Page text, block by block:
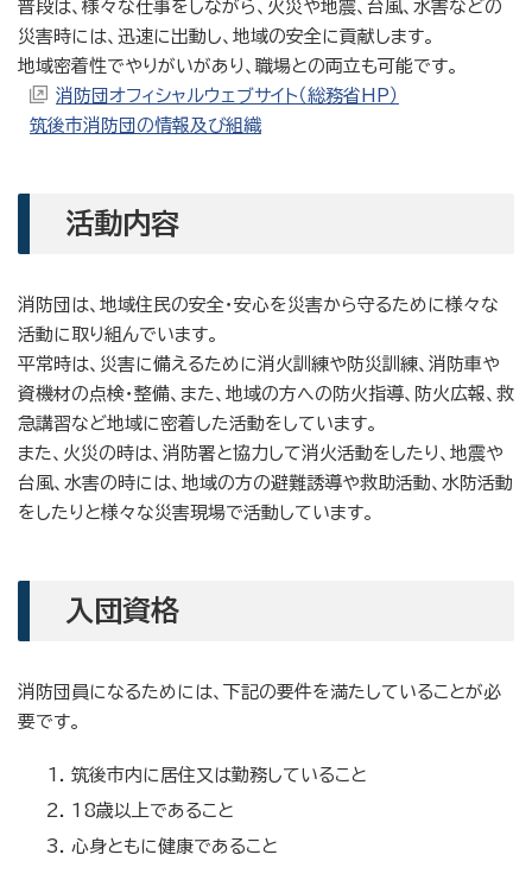
普段は、様々な仕事をしながら、火災や地震、台風、水害などの
災害時には、迅速に出動し、地域の安全に貢献します。
地域密着性でやりがいがあり、職場との両立も可能です。
消防団オフィシャルウェブサイト（総務省HP）
筑後市消防団の情報及び組織
活動内容
消防団は、地域住民の安全・安心を災害から守るために様々な
活動に取り組んでいます。
平常時は、災害に備えるために消火訓練や防災訓練、消防車や
資機材の点検・整備、また、地域の方への防火指導、防火広報、救
急講習など地域に密着した活動をしています。
また、火災の時は、消防署と協力して消火活動をしたり、地震や
台風、水害の時には、地域の方の避難誘導や救助活動、水防活動
をしたりと様々な災害現場で活動しています。
入団資格
消防団員になるためには、下記の要件を満たしていることが必
要です。
筑後市内に居住又は勤務していること
18歳以上であること
心身ともに健康であること